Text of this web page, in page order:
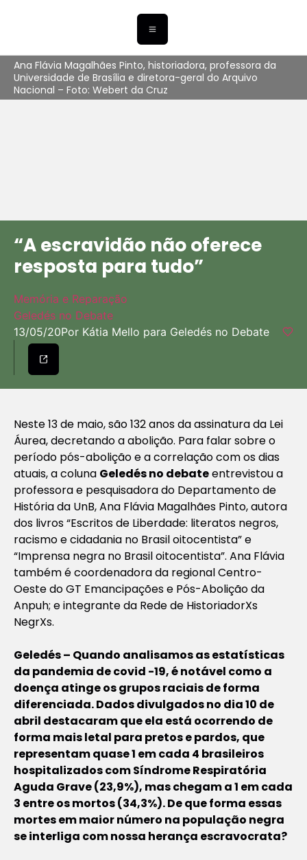
Ana Flávia Magalhães Pinto, historiadora, professora da
Universidade de Brasília e diretora-geral do Arquivo
Nacional – Foto: Webert da Cruz
“A escravidão não oferece
resposta para tudo”
Memória e Reparação
Geledés no Debate
13/05/20Por Kátia Mello para Geledés no Debate
Neste 13 de maio, são 132 anos da assinatura da Lei
Áurea, decretando a abolição. Para falar sobre o
período pós-abolição e a correlação com os dias
atuais, a coluna Geledés no debateentrevistou a
professora e pesquisadora do Departamento de
História da UnB, Ana Flávia Magalhães Pinto, autora
dos livros “Escritos de Liberdade: literatos negros,
racismo e cidadania no Brasil oitocentista” e
“Imprensa negra no Brasil oitocentista”. Ana Flávia
também é coordenadora da regional Centro-
Oeste do GT Emancipações e Pós-Abolição da
Anpuh; e integrante da Rede de HistoriadorXs
NegrXs.
Geledés – Quando analisamos as estatísticas
da pandemia de covid -19, é notável como a
doença atinge os grupos raciais de forma
diferenciada. Dados divulgados no dia 10 de
abril destacaram que ela está ocorrendo de
forma mais letal para pretos e pardos, que
representam quase 1 em cada 4 brasileiros
hospitalizados com Síndrome Respiratória
Aguda Grave (23,9%), mas chegam a 1 em cada
3 entre os mortos (34,3%). De que forma essas
mortes em maior número na população negra
se interliga com nossa herança escravocrata?